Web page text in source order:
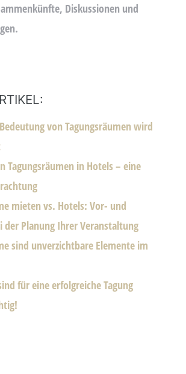
Diskussionen und
von Tagungsräumen wird
Tagungsräumen in Hotels – eine
mieten vs. Hotels: Vor- und
der Planung Ihrer Veranstaltung
sind unverzichtbare Elemente im
für eine erfolgreiche Tagung